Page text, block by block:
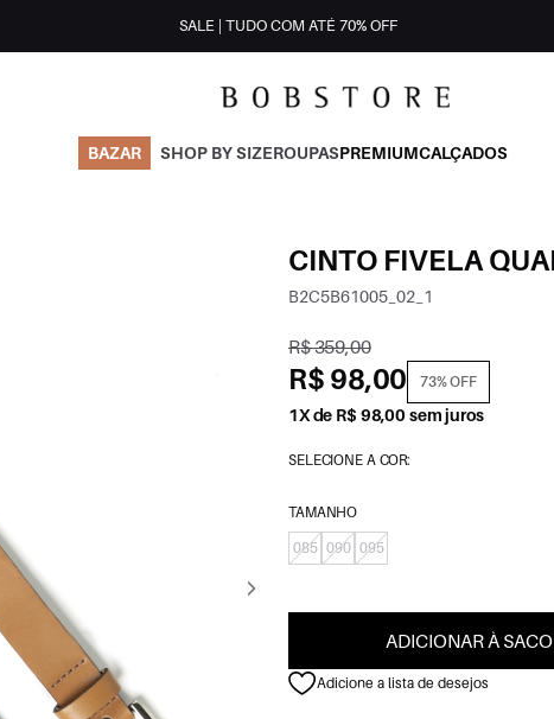
SALE | TUDO COM ATÉ 70% OFF
BAZAR SHOP BY SIZEROUPASPREMIUMCALÇADOS
CINTO FIVELA
B2C5B61005_02_1
R$ 359,00
R$ 98,00 73% OFF
1X de R$ 98,00 sem juros
SELECIONE A COR:
TAMANHO
085 090 095
ADICIONAR À
Adicione a lista de desejos